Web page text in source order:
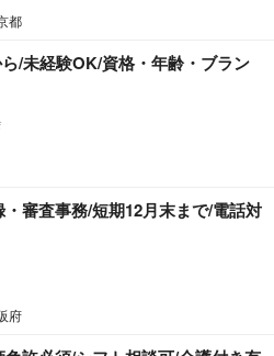
都
/未経験OK/資格・年齢・ブラン
審査事務/短期12月末まで/電話対
府